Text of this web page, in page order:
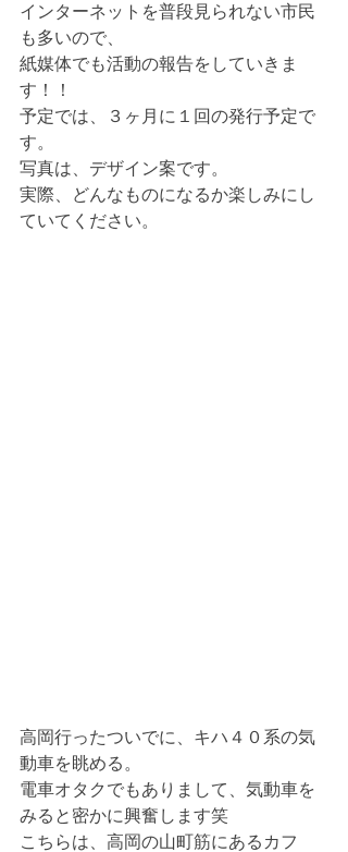
インターネットを普段見られない市民
も多いので、
紙媒体でも活動の報告をしていきま
す！！
予定では、３ヶ月に１回の発行予定で
す。
写真は、デザイン案です。
実際、どんなものになるか楽しみにし
ていてください。
高岡行ったついでに、キハ４０系の気
動車を眺める。
電車オタクでもありまして、気動車を
みると密かに興奮します笑
こちらは、高岡の山町筋にあるカフ